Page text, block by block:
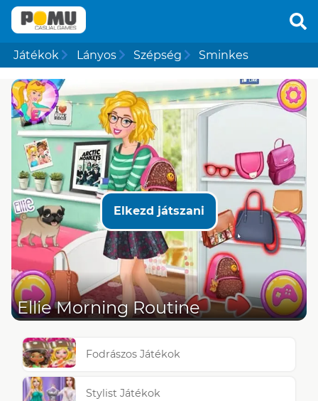
Játékok Lányos Szépség Sminkes
Elkezd játszani
Ellie Morning Routine
Fodrászos Játékok
Stylist Játékok